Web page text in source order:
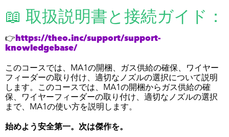
📖 取扱説明書と接続ガイド：
👉 https://theo.inc/support/support-
knowledgebase/
このコースでは、MA1の開梱、ガス供給の確保、ワイヤー
フィーダーの取り付け、適切なノズルの選択について説明
します。このコースでは、MA1の開梱からガス供給の確
保、ワイヤーフィーダーの取り付け、適切なノズルの選択
まで、MA1の使い方を説明します。
始めよう安全第一。次は傑作を。